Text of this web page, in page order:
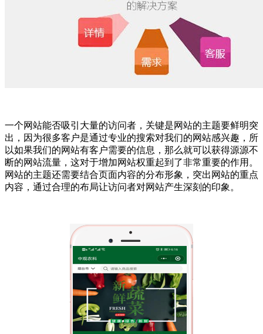
一个网站能否吸引大量的访问者，关键是网站的主题要鲜明突
出，因为很多客户是通过专业的搜索对我们的网站感兴趣，所
以如果我们的网站有客户需要的信息，那么就可以获得源源不
断的网站流量，这对于增加网站权重起到了非常重要的作用。
网站的主题还需要结合页面内容的分布形象，突出网站的重点
内容，通过合理的布局让访问者对网站产生深刻的印象。